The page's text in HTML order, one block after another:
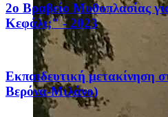
2ο Βραβείο Μυθοπλασίας
Κεφάλι;" - 2023
Eκπαιδευτική μετακίνηση
Βερόνα-Μιλάνο)